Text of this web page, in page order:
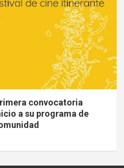
convocatoria
a su programa de